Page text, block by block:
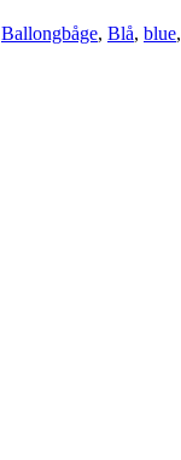
Ballongbåge, Blå, blue,